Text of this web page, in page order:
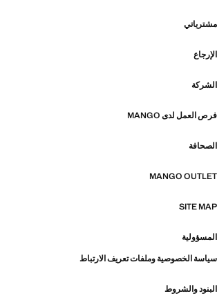
مشترياتي
الإرجاع
الشركة
فرص العمل لدى MANGO
الصحافة
MANGO OUTLET
SITE MAP
المسؤولية
سياسة الخصوصية وملفات تعريف الارتباط
البنود والشروط